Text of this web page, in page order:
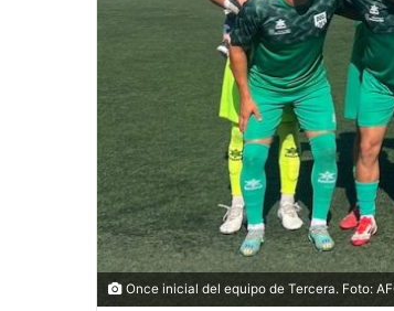
Once inicial del equipo de Tercera. Foto: